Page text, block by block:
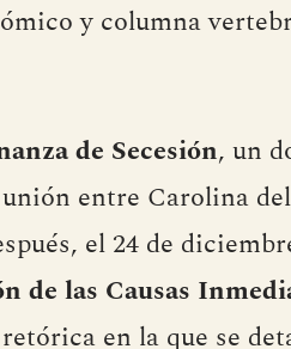
y columna
de Secesión, un
entre Carolina
el 24 de
de las Causas
en la que se